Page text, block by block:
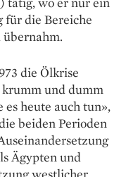
für die Bereiche
die Ölkrise
krumm und dumm
heute auch tun»,
beiden Perioden
Ägypten und
westlicher